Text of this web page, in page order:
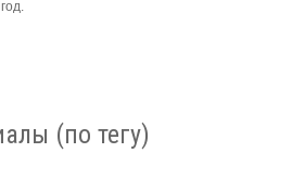
(по тегу)